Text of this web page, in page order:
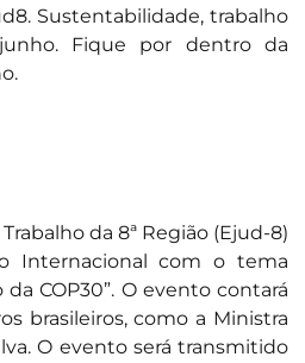
Sustentabilidade, trabalho
Fique por dentro da
da 8ª Região (Ejud-8)
Internacional com o tema
COP30”. O evento contará
brasileiros, como a Ministra
O evento será transmitido